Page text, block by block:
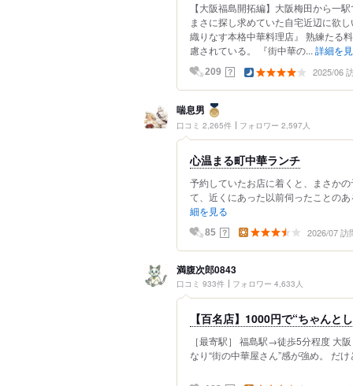
【大阪福島開拓編】大阪梅田から一
まさに探し求めていた自宅近辺に欲
織りなす本格中華料理店』 熟練たる
慮されている。 『街中華の... 詳細を
209 ？ 2025/06
喘息男
口コミ 2,265件 フォロワー 2,597人
心温まる町中華ランチ
予約していたお店に着くと、まさか
て、近くにあった以前伺ったことの
細を見る
85 ？ 2026/07 訪
満腹次郎0843
口コミ 933件 フォロワー 4,633人
【百名店】1000円で“ちゃんと
［最寄駅］ 福島駅→徒歩5分程度 大
なり“街の中華屋さん”感が強め。 だ